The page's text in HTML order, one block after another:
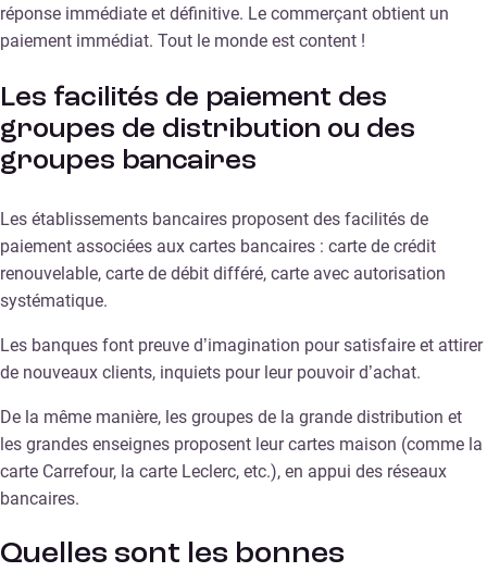
réponse immédiate et définitive. Le commerçant obtient un
paiement immédiat. Tout le monde est content !
Les facilités de paiement des
groupes de distribution ou des
groupes bancaires
Les établissements bancaires proposent des facilités de
paiement associées aux cartes bancaires : carte de crédit
renouvelable, carte de débit différé, carte avec autorisation
systématique.
Les banques font preuve d’imagination pour satisfaire et attirer
de nouveaux clients, inquiets pour leur pouvoir d’achat.
De la même manière, les groupes de la grande distribution et
les grandes enseignes proposent leur cartes maison (comme la
carte Carrefour, la carte Leclerc, etc.), en appui des réseaux
bancaires.
Quelles sont les bonnes